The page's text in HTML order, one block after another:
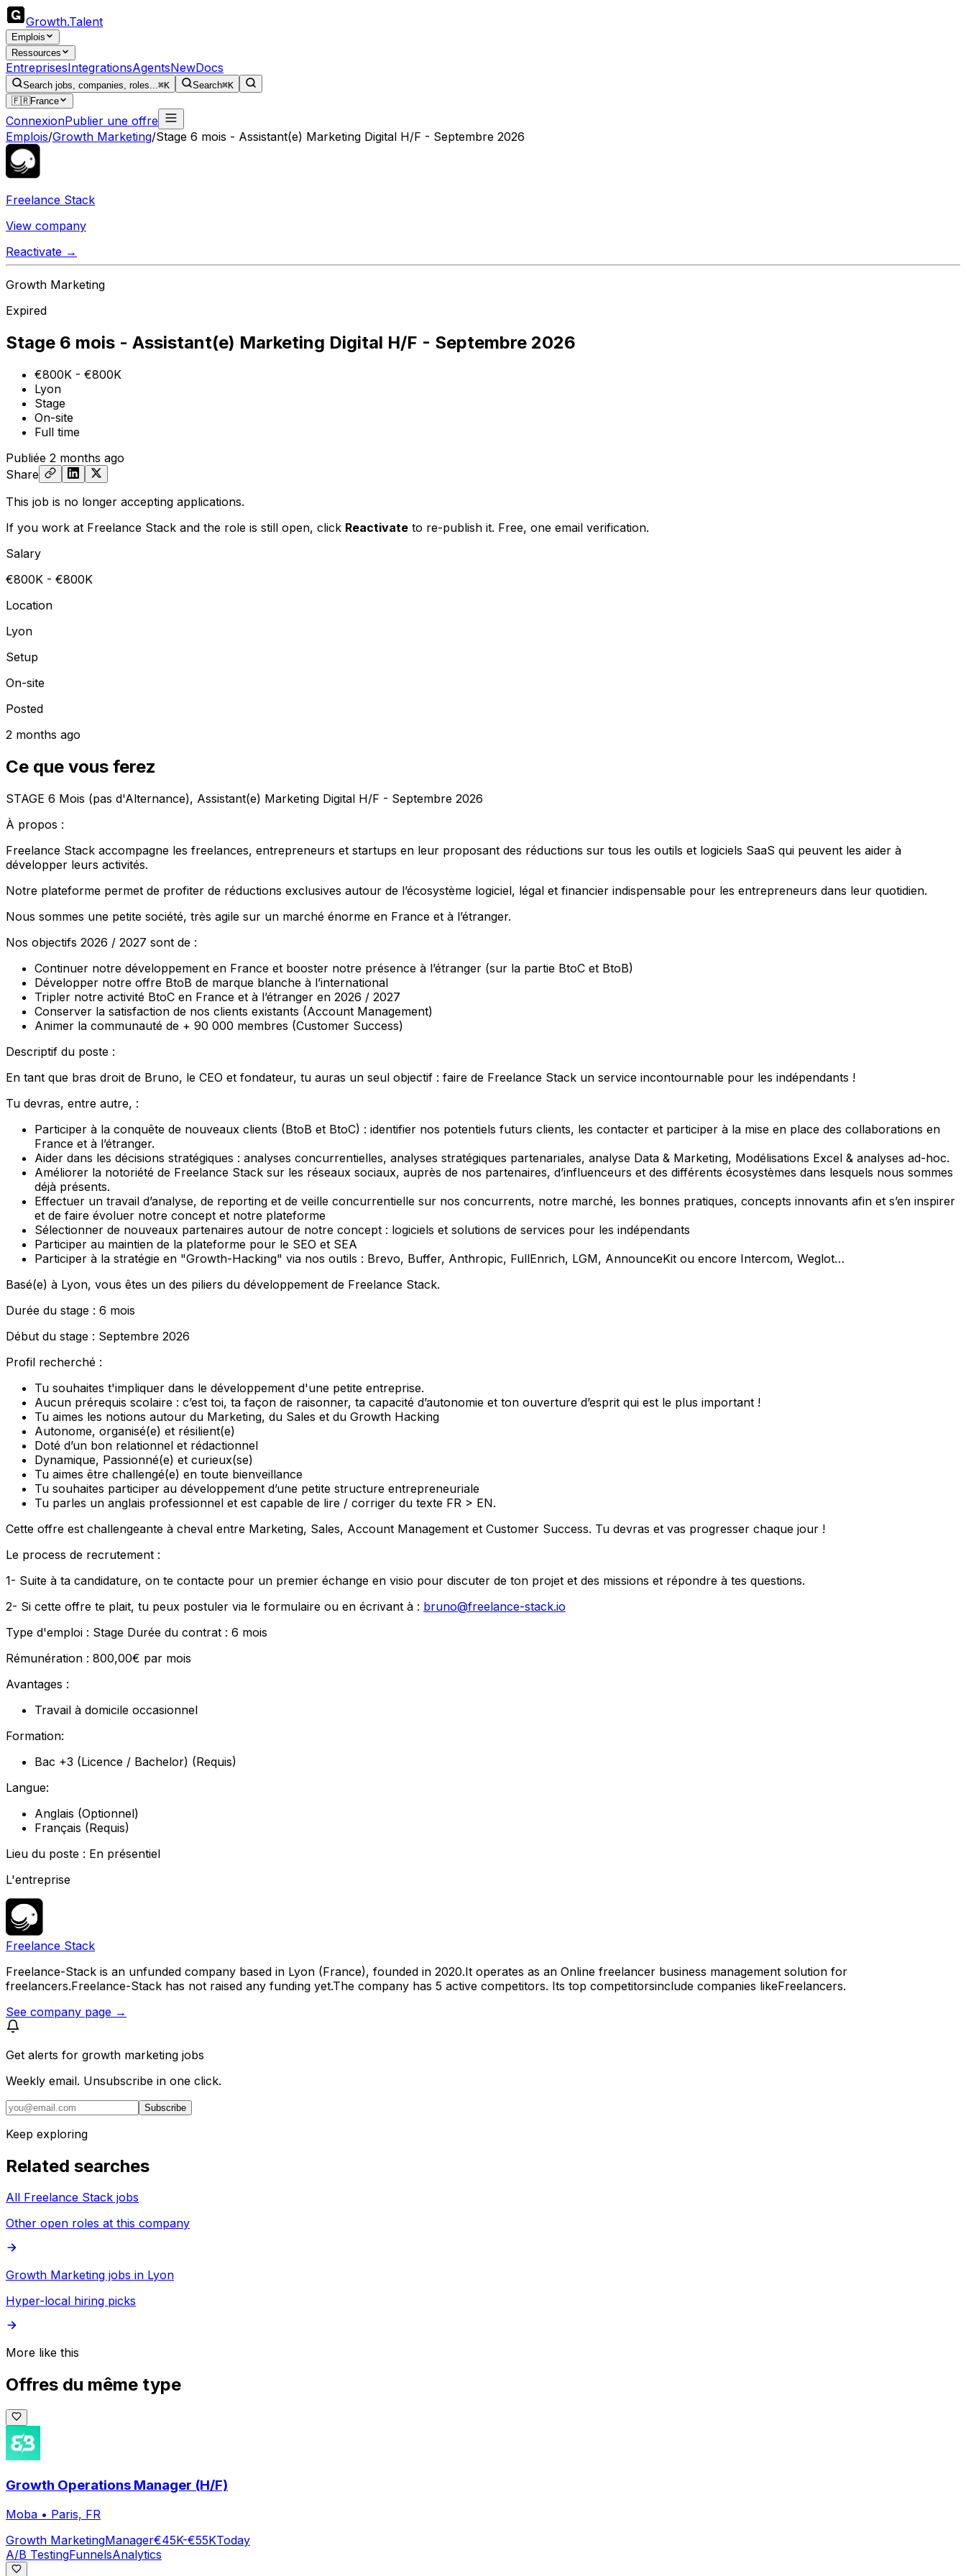
Growth.Talent
Emplois
Ressources
EntreprisesIntegrationsAgentsNewDocs
Search jobs, companies, roles...⌘K Search⌘K
🇫🇷France
ConnexionPublier une offre
Emplois/Growth Marketing/Stage 6 mois - Assistant(e) Marketing Digital H/F - Septembre 2026
Freelance Stack
View company
Reactivate →
Growth Marketing
Expired
Stage 6 mois - Assistant(e) Marketing Digital H/F - Septembre 2026
€800K - €800K
Lyon
Stage
On-site
Full time
Publiée 2 months ago
Share
This job is no longer accepting applications.
If you work at Freelance Stack and the role is still open, click Reactivate to re-publish it. Free, one email verification.
Salary
€800K - €800K
Location
Lyon
Setup
On-site
Posted
2 months ago
Ce que vous ferez
STAGE 6 Mois (pas d'Alternance), Assistant(e) Marketing Digital H/F - Septembre 2026
À propos :
Freelance Stack accompagne les freelances, entrepreneurs et startups en leur proposant des réductions sur tous les outils et logiciels SaaS qui peuvent les aider à
développer leurs activités.
Notre plateforme permet de profiter de réductions exclusives autour de l’écosystème logiciel, légal et financier indispensable pour les entrepreneurs dans leur quotidien.
Nous sommes une petite société, très agile sur un marché énorme en France et à l’étranger.
Nos objectifs 2026 / 2027 sont de :
Continuer notre développement en France et booster notre présence à l’étranger (sur la partie BtoC et BtoB)
Développer notre offre BtoB de marque blanche à l’international
Tripler notre activité BtoC en France et à l’étranger en 2026 / 2027
Conserver la satisfaction de nos clients existants (Account Management)
Animer la communauté de + 90 000 membres (Customer Success)
Descriptif du poste :
En tant que bras droit de Bruno, le CEO et fondateur, tu auras un seul objectif : faire de Freelance Stack un service incontournable pour les indépendants !
Tu devras, entre autre, :
Participer à la conquête de nouveaux clients (BtoB et BtoC) : identifier nos potentiels futurs clients, les contacter et participer à la mise en place des collaborations en
France et à l’étranger.
Aider dans les décisions stratégiques : analyses concurrentielles, analyses stratégiques partenariales, analyse Data & Marketing, Modélisations Excel & analyses ad-hoc.
Améliorer la notoriété de Freelance Stack sur les réseaux sociaux, auprès de nos partenaires, d’influenceurs et des différents écosystèmes dans lesquels nous sommes
déjà présents.
Effectuer un travail d’analyse, de reporting et de veille concurrentielle sur nos concurrents, notre marché, les bonnes pratiques, concepts innovants afin et s’en inspirer
et de faire évoluer notre concept et notre plateforme
Sélectionner de nouveaux partenaires autour de notre concept : logiciels et solutions de services pour les indépendants
Participer au maintien de la plateforme pour le SEO et SEA
Participer à la stratégie en "Growth-Hacking" via nos outils : Brevo, Buffer, Anthropic, FullEnrich, LGM, AnnounceKit ou encore Intercom, Weglot…
Basé(e) à Lyon, vous êtes un des piliers du développement de Freelance Stack.
Durée du stage : 6 mois
Début du stage : Septembre 2026
Profil recherché :
Tu souhaites t'impliquer dans le développement d'une petite entreprise.
Aucun prérequis scolaire : c’est toi, ta façon de raisonner, ta capacité d’autonomie et ton ouverture d’esprit qui est le plus important !
Tu aimes les notions autour du Marketing, du Sales et du Growth Hacking
Autonome, organisé(e) et résilient(e)
Doté d’un bon relationnel et rédactionnel
Dynamique, Passionné(e) et curieux(se)
Tu aimes être challengé(e) en toute bienveillance
Tu souhaites participer au développement d’une petite structure entrepreneuriale
Tu parles un anglais professionnel et est capable de lire / corriger du texte FR > EN.
Cette offre est challengeante à cheval entre Marketing, Sales, Account Management et Customer Success. Tu devras et vas progresser chaque jour !
Le process de recrutement :
1- Suite à ta candidature, on te contacte pour un premier échange en visio pour discuter de ton projet et des missions et répondre à tes questions.
2- Si cette offre te plait, tu peux postuler via le formulaire ou en écrivant à : bruno@freelance-stack.io
Type d'emploi : Stage Durée du contrat : 6 mois
Rémunération : 800,00€ par mois
Avantages :
Travail à domicile occasionnel
Formation:
Bac +3 (Licence / Bachelor) (Requis)
Langue:
Anglais (Optionnel)
Français (Requis)
Lieu du poste : En présentiel
L'entreprise
Freelance Stack
Freelance-Stack is an unfunded company based in Lyon (France), founded in 2020.It operates as an Online freelancer business management solution for
freelancers.Freelance-Stack has not raised any funding yet.The company has 5 active competitors. Its top competitorsinclude companies likeFreelancers.
See company page →
Get alerts for growth marketing jobs
Weekly email. Unsubscribe in one click.
Subscribe
Keep exploring
Related searches
All Freelance Stack jobs
Other open roles at this company
Growth Marketing jobs in Lyon
Hyper-local hiring picks
More like this
Offres du même type
Growth Operations Manager (H/F)
Moba • Paris, FR
Growth MarketingManager€45K-€55KToday
A/B TestingFunnelsAnalytics